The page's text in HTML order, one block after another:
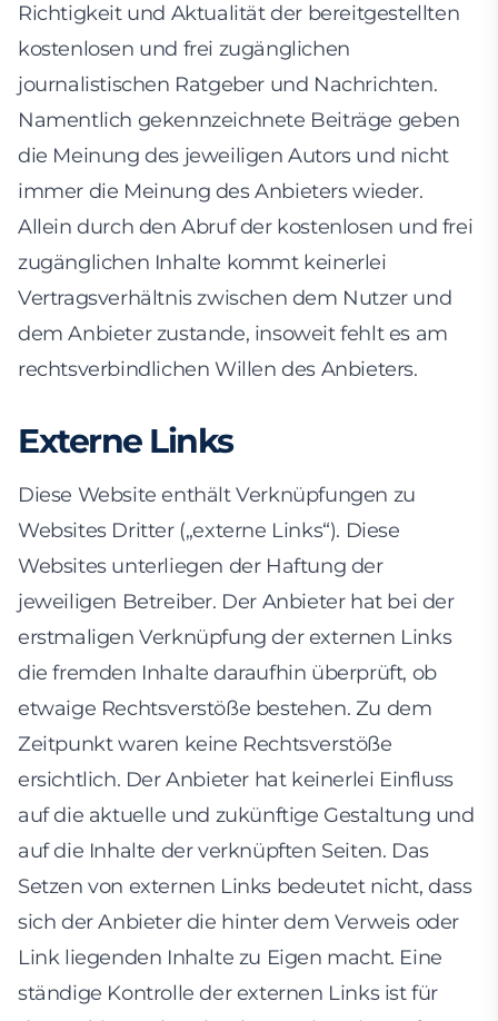
Richtigkeit und Aktualität der bereitgestellten
kostenlosen und frei zugänglichen
journalistischen Ratgeber und Nachrichten.
Namentlich gekennzeichnete Beiträge geben
die Meinung des jeweiligen Autors und nicht
immer die Meinung des Anbieters wieder.
Allein durch den Abruf der kostenlosen und frei
zugänglichen Inhalte kommt keinerlei
Vertragsverhältnis zwischen dem Nutzer und
dem Anbieter zustande, insoweit fehlt es am
rechtsverbindlichen Willen des Anbieters.
Externe Links
Diese Website enthält Verknüpfungen zu
Websites Dritter („externe Links“). Diese
Websites unterliegen der Haftung der
jeweiligen Betreiber. Der Anbieter hat bei der
erstmaligen Verknüpfung der externen Links
die fremden Inhalte daraufhin überprüft, ob
etwaige Rechtsverstöße bestehen. Zu dem
Zeitpunkt waren keine Rechtsverstöße
ersichtlich. Der Anbieter hat keinerlei Einfluss
auf die aktuelle und zukünftige Gestaltung und
auf die Inhalte der verknüpften Seiten. Das
Setzen von externen Links bedeutet nicht, dass
sich der Anbieter die hinter dem Verweis oder
Link liegenden Inhalte zu Eigen macht. Eine
ständige Kontrolle der externen Links ist für